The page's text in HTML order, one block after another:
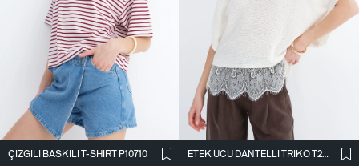
ÇIZGILI BASKILI T-SHIRT P10710
ETEK UCU DANTELLI TRIKO T261025